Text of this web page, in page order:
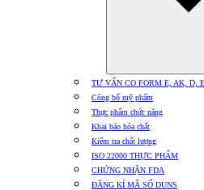
TƯ VẤN CO FORM E, AK, D,
Công bố mỹ phẩm
Thực phẩm chức năng
Khai báo hóa chất
Kiểm tra chất lượng
ISO 22000 THỰC PHẨM
CHỨNG NHẬN FDA
ĐĂNG KÍ MÃ SỐ DUNS